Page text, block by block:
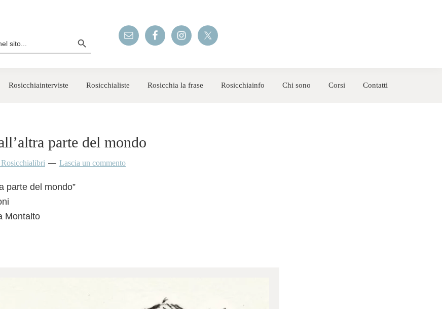
Rosicchiainterviste Rosicchialiste Rosicchia la frase Rosicchiainfo Chi sono Corsi Contatti
parte del mondo
Lascia un commento
parte del mondo”
Montalto